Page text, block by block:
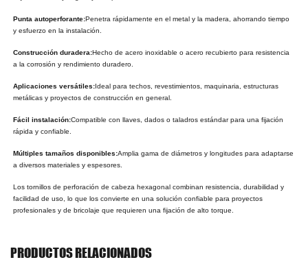
Punta autoperforante:Penetra rápidamente en el metal y la madera, ahorrando tiempo
y esfuerzo en la instalación.
Construcción duradera:Hecho de acero inoxidable o acero recubierto para resistencia
a la corrosión y rendimiento duradero.
Aplicaciones versátiles:Ideal para techos, revestimientos, maquinaria, estructuras
metálicas y proyectos de construcción en general.
Fácil instalación:Compatible con llaves, dados o taladros estándar para una fijación
rápida y confiable.
Múltiples tamaños disponibles:Amplia gama de diámetros y longitudes para adaptarse
a diversos materiales y espesores.
Los tornillos de perforación de cabeza hexagonal combinan resistencia, durabilidad y
facilidad de uso, lo que los convierte en una solución confiable para proyectos
profesionales y de bricolaje que requieren una fijación de alto torque.
PRODUCTOS RELACIONADOS